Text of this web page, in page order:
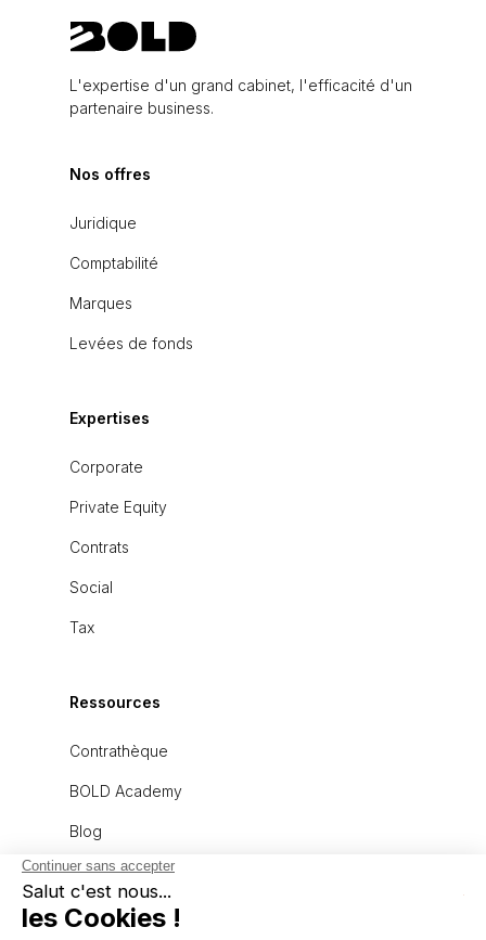
L'expertise d'un grand cabinet, l'efficacité d'un
partenaire business.
Nos offres
Juridique
Comptabilité
Marques
Levées de fonds
Expertises
Corporate
Private Equity
Contrats
Social
Tax
Ressources
Contrathèque
BOLD Academy
Blog
À propos